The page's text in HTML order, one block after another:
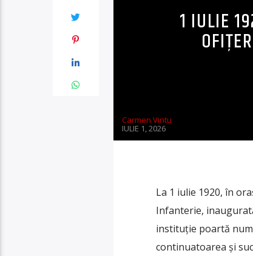
1 IULIE
Carmen Vintu
IULIE 1, 2026
La 1 iulie 1920, în
Infanterie,
instituție poartă
continuatoarea și